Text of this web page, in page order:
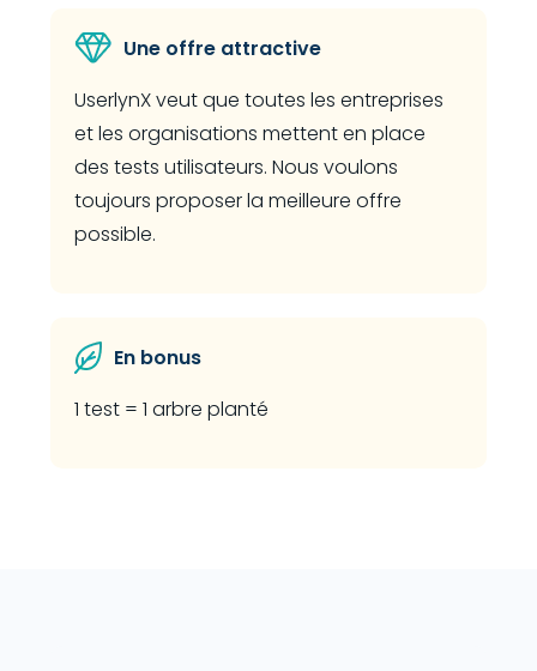
Une offre attractive
UserlynX veut que toutes les entreprises
et les organisations mettent en place
des tests utilisateurs. Nous voulons
toujours proposer la meilleure offre
possible.
En bonus
1 test = 1 arbre planté